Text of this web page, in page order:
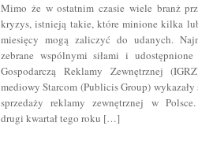
Mimo że w ostatnim czasie wiele branż
kryzys, istnieją takie, które minione kilka
miesięcy mogą zaliczyć do udanych.
zebrane wspólnymi siłami i
Gospodarczą Reklamy Zewnętrznej
mediowy Starcom (Publicis Group)
sprzedaży reklamy zewnętrznej w
drugi kwartał tego roku […]